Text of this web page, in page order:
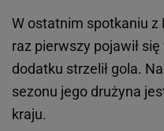
W ostatnim spotkaniu z
raz pierwszy pojawił
dodatku strzelił gola.
sezonu jego drużyna
kraju.